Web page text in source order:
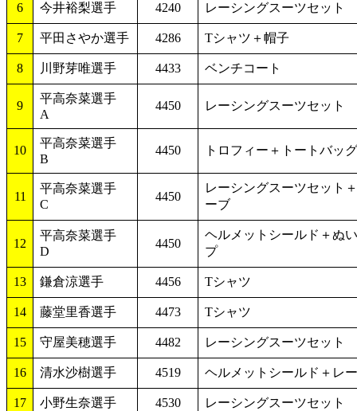
6 今井裕梨選手 4240 レーシングスーツセット
7 平田さやか選手 4286 Tシャツ＋帽子
8 川野芽唯選手 4433 ベンチコート
9
平高奈菜選手
A
4450 レーシングスーツセット
10
平高奈菜選手
B
4450 トロフィー＋トートバッグ
11
平高奈菜選手
C
4450
レーシングスーツセット
ーブ
12
平高奈菜選手
D
4450
ヘルメットシールド＋ぬ
プ
13 鎌倉涼選手 4456 Tシャツ
14 藤堂里香選手 4473 Tシャツ
15 守屋美穂選手 4482 レーシングスーツセット
16 清水沙樹選手 4519 ヘルメットシールド＋レ
17 小野生奈選手 4530 レーシングスーツセット